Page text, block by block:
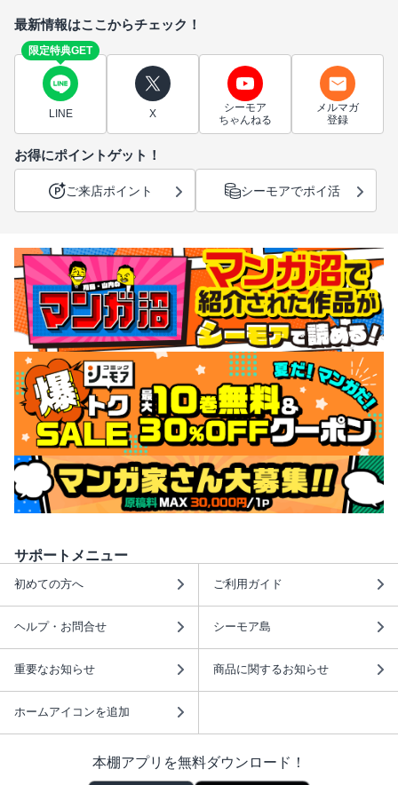
最新情報はここからチェック！
限定特典GET
LINE X
シーモア
ちゃんねる
メルマガ
登録
お得にポイントゲット！
ご来店ポイント シーモアでポイ活
サポートメニュー
初めての方へ ご利用ガイド
ヘルプ・お問合せ シーモア島
重要なお知らせ 商品に関するお知らせ
ホームアイコンを追加
本棚アプリを無料ダウンロード！